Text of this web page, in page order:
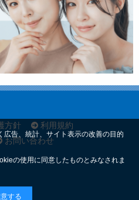
方針
利用規約
お問い合わせ
告、統計、サイト表示の改善の目的
の使用に同意したものとみなされま
する